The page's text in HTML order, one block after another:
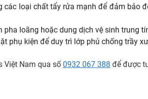
các loại chất tẩy rửa mạnh để đảm bảo
loãng hoặc dung dịch vệ sinh trung
phụ kiện để duy trì lớp phủ chống trầy
Việt Nam qua số 0932 067 388 để được